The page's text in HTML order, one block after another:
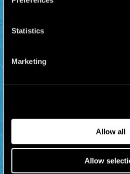
Statistics
Marketing
Allow all
Allow
maig. La SAREB i
Andrés Benítez no és
és un punt de trobada,
suport mutu, de
empenyen moltes...